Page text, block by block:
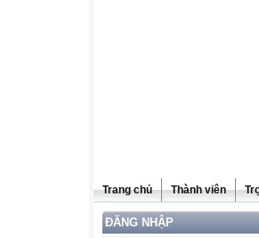
Trang chủ Thành viên
ĐĂNG NHẬP